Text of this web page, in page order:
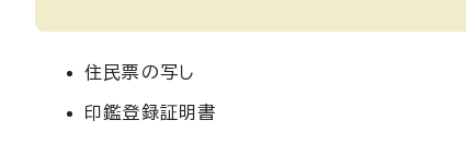
住民票の写し
印鑑登録証明書